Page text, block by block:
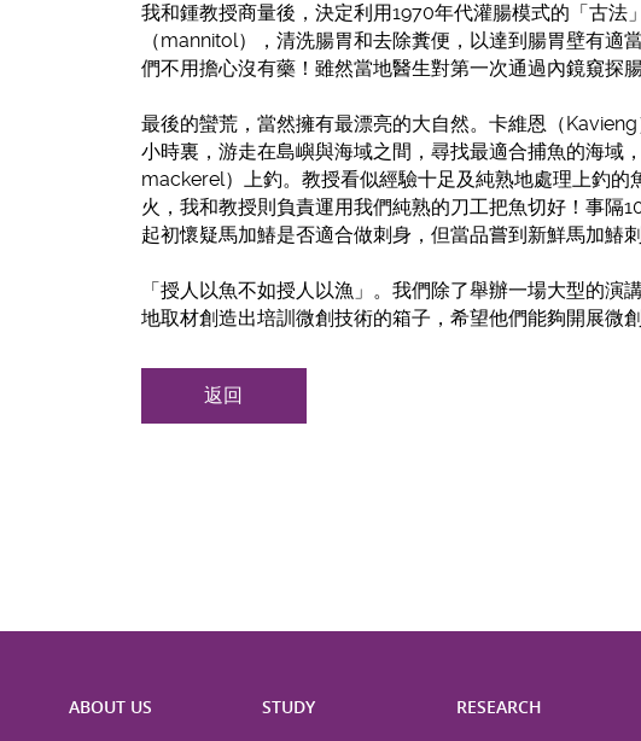
我和鍾教授商量後，決定利用1970年代灌腸模式的「古
（mannitol），清洗腸胃和去除糞便，以達到腸胃壁有
們不用擔心沒有藥！雖然當地醫生對第一次通過內鏡窺探
最後的蠻荒，當然擁有最漂亮的大自然。卡維恩（
小時裏，游走在島嶼與海域之間，尋找最適合捕魚的海域
mackerel）上釣。教授看似經驗十足及純熟地處理上釣
火，我和教授則負責運用我們純熟的刀工把魚切好！事隔
起初懷疑馬加鰆是否適合做刺身，但當品嘗到新鮮馬加鰆
「授人以魚不如授人以漁」。我們除了舉辦一場大型的
地取材創造出培訓微創技術的箱子，希望他們能夠開展微
返回
ABOUT US STUDY RESEARCH